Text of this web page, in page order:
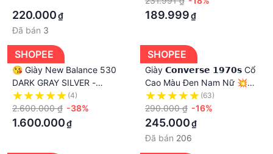
220.000₫
Đã bán 3
189.999₫
SHOPEE
😘 Giày New Balance 530
DARK GRAY SILVER -
AUTHENTIC 100%
(4)
2.600.000 ₫ -38%
1.600.000₫
SHOPEE
Giày 𝗖𝗼𝗻𝘃𝗲𝗿𝘀𝗲 𝟭𝟵𝟳𝟬𝘀 Cổ
Cao Màu Đen Nam Nữ 💥
Giày Thể Thao Sneaker Nam
Nữ CV 1970s Đen Cao Cấp
Full Box
(63)
290.000 ₫ -16%
245.000₫
Đã bán 206